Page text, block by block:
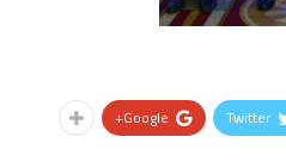
Twitter
Google+